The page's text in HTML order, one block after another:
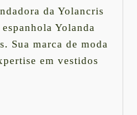
a
de
da Yolancris
Yolanda
Sua marca de moda
em vestidos